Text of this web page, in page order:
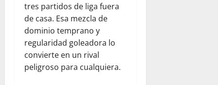
tres partidos de liga fuera
de casa. Esa mezcla de
dominio temprano y
regularidad goleadora lo
convierte en un rival
peligroso para cualquiera.